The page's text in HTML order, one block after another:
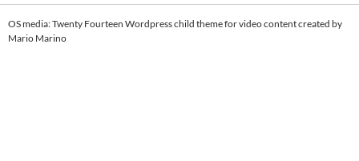
OS media: Twenty Fourteen Wordpress child theme for video content created by
Mario Marino